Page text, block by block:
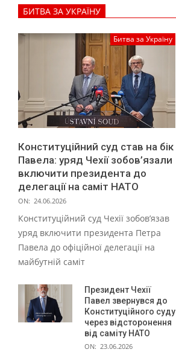
БИТВА ЗА УКРАЇНУ
Битва за Україну
Конституційний суд став на бік
Павела: уряд Чехії зобов’язали
включити президента до
делегації на саміт НАТО
ON: 24.06.2026
Конституційний суд Чехії зобов’язав
уряд включити президента Петра
Павела до офіційної делегації на
майбутній саміт
Президент Чехії
Павел звернувся до
Конституційного суду
через відсторонення
від саміту НАТО
ON: 23.06.2026